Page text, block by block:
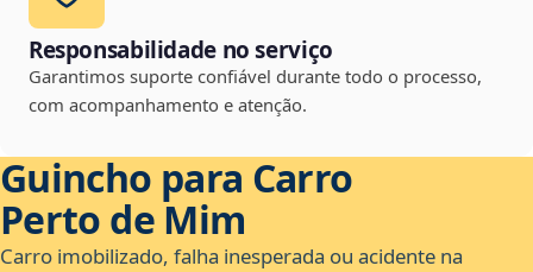
Responsabilidade no serviço
Garantimos suporte confiável durante todo o processo,
com acompanhamento e atenção.
Guincho para Carro
Perto de Mim
Carro imobilizado, falha inesperada ou acidente na